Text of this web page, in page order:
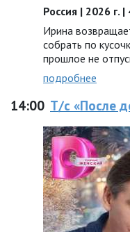
Россия | 2026 г.
Ирина
собрать по
прошлое не
подробнее
14:00 Т/с «После